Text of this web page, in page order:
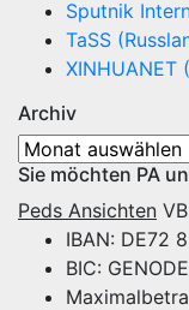
Sputnik
TaSS
XINHUANET
Archiv
Archiv
Sie möchten PA
Peds Ansichten
IBAN: DE72
BIC: